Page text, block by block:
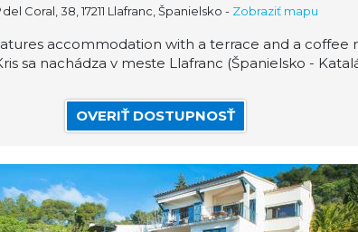
del Coral, 38, 17211 Llafranc, Španielsko - Zobraziť mapu
accommodation with a terrace and a
sa nachádza v meste Llafranc (Španielsko -
OVERIŤ DOSTUPNOSŤ